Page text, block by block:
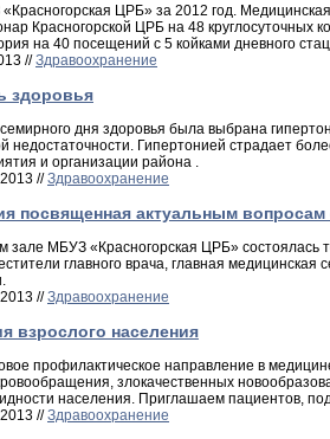
ЦРБ» за 2012 год.
Красногорской ЦРБ на 48 круглосуточных
на 40 посещений с 5 койками дневного
//Здравоохранение
здоровья
дня здоровья была выбрана
недостаточности. Гипертонией страдает
и организации района .
//Здравоохранение
посвященная актуальным
зале МБУЗ «Красногорская ЦРБ»
главного врача, главная
//Здравоохранение
взрослого населения
профилактическое направление в
злокачественных
населения. Приглашаем пациентов,
//Здравоохранение